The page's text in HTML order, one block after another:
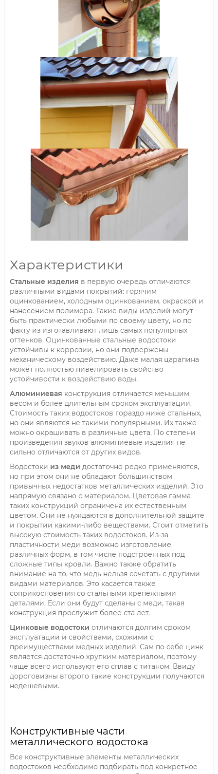
Характеристики
Стальные изделия в первую очередь отличаются
различными видами покрытий: горячим
оцинкованием, холодным оцинкованием, окраской и
нанесением полимера. Такие виды изделий могут
быть практически любыми по своему цвету, но по
факту из изготавливают лишь самых популярных
оттенков. Оцинкованные стальные водостоки
устойчивы к коррозии, но они подвержены
механическому воздействию. Даже малая царапина
может полностью нивелировать свойство
устойчивости к воздействию воды.
Алюминиевая конструкция отличается меньшим
весом и более длительным сроком эксплуатации.
Стоимость таких водостоков гораздо ниже стальных,
но они являются не такими популярными. Их также
можно окрашивать в различные цвета. По степени
произведения звуков алюминиевые изделия не
сильно отличаются от других видов.
Водостоки из меди достаточно редко применяются,
но при этом они не обладают большинством
привычных недостатков металлических изделий. Это
напрямую связано с материалом. Цветовая гамма
таких конструкций ограничена их естественным
цветом. Они не нуждаются в дополнительной защите
и покрытии какими-либо веществами. Стоит отметить
высокую стоимость таких водостоков. Из-за
пластичности меди возможно изготовление
различных форм, в том числе подстроенных под
сложные типы кровли. Важно также обратить
внимание на то, что медь нельзя сочетать с другими
видами материалов. Это касается также
соприкосновения со стальными крепежными
деталями. Если они будут сделаны с меди, такая
конструкция прослужит более ста лет.
Цинковые водостоки отличаются долгим сроком
эксплуатации и свойствами, схожими с
преимуществами медных изделий. Сам по себе цинк
является достаточно хрупким материалом, поэтому
чаще всего используют его сплав с титаном. Ввиду
дороговизны второго такие конструкции получаются
недешевыми.
Конструктивные части
металлического водостока
Все конструктивные элементы металлических
водостоков необходимо подбирать под конкретное